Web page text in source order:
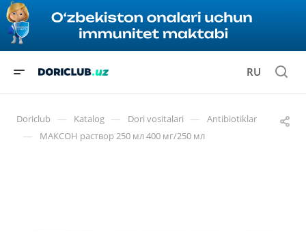
RU
Doriclub — Katalog — Dori vositalari — Antibiotiklar
— МАКСОН раствор 250 мл 400 мг/250 мл